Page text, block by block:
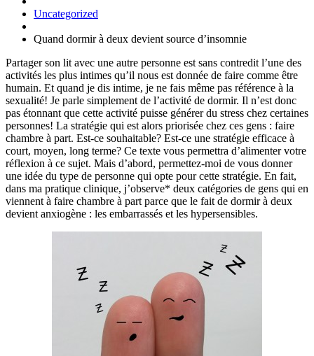
Uncategorized
Quand dormir à deux devient source d’insomnie
Partager son lit avec une autre personne est sans contredit l’une des
activités les plus intimes qu’il nous est donnée de faire comme être
humain. Et quand je dis intime, je ne fais même pas référence à la
sexualité! Je parle simplement de l’activité de dormir. Il n’est donc
pas étonnant que cette activité puisse générer du stress chez certaines
personnes! La stratégie qui est alors priorisée chez ces gens : faire
chambre à part. Est-ce souhaitable? Est-ce une stratégie efficace à
court, moyen, long terme? Ce texte vous permettra d’alimenter votre
réflexion à ce sujet. Mais d’abord, permettez-moi de vous donner
une idée du type de personne qui opte pour cette stratégie. En fait,
dans ma pratique clinique, j’observe* deux catégories de gens qui en
viennent à faire chambre à part parce que le fait de dormir à deux
devient anxiogène : les embarrassés et les hypersensibles.